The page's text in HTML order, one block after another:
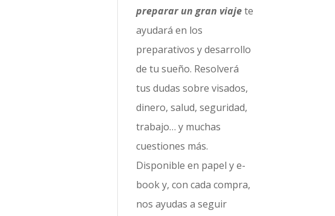
preparar un gran viajete
ayudará en los
preparativos y desarrollo
de tu sueño. Resolverá
tus dudas sobre visados,
dinero, salud, seguridad,
trabajo… y muchas
cuestiones más.
Disponible en papel y e-
book y, con cada compra,
nos ayudas a seguir